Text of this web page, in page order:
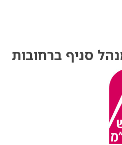
סניף ברחובות